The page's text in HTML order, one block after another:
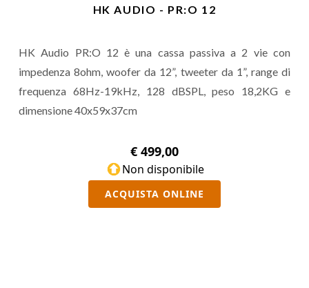
HK AUDIO - PR:O 12
HK Audio PR:O 12 è una cassa passiva a 2 vie con
impedenza 8ohm, woofer da 12”, tweeter da 1”, range di
frequenza 68Hz-19kHz, 128 dBSPL, peso 18,2KG e
dimensione 40x59x37cm
€ 499,00
Non disponibile
ACQUISTA ONLINE